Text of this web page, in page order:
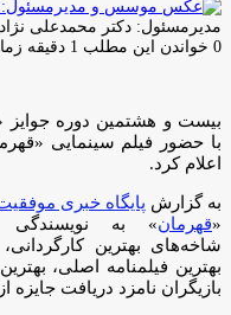
مدیرمسئول: دکتر محمدعلی
0 خواندن این مطلب 1 دقیقه زمان میبرد
بیست و هشتمین دوره جوایز
با حضور فیلم سینمایی
اعلام کرد.
به گزارش پایگاه خبری
«قهرمان» به نویسندگی
شاخه‌های بهترین
بهترین فیلمنامه اصلی،
بازیگران نامزد دریافت